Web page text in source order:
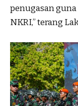
penugasan
NKRI,” terang